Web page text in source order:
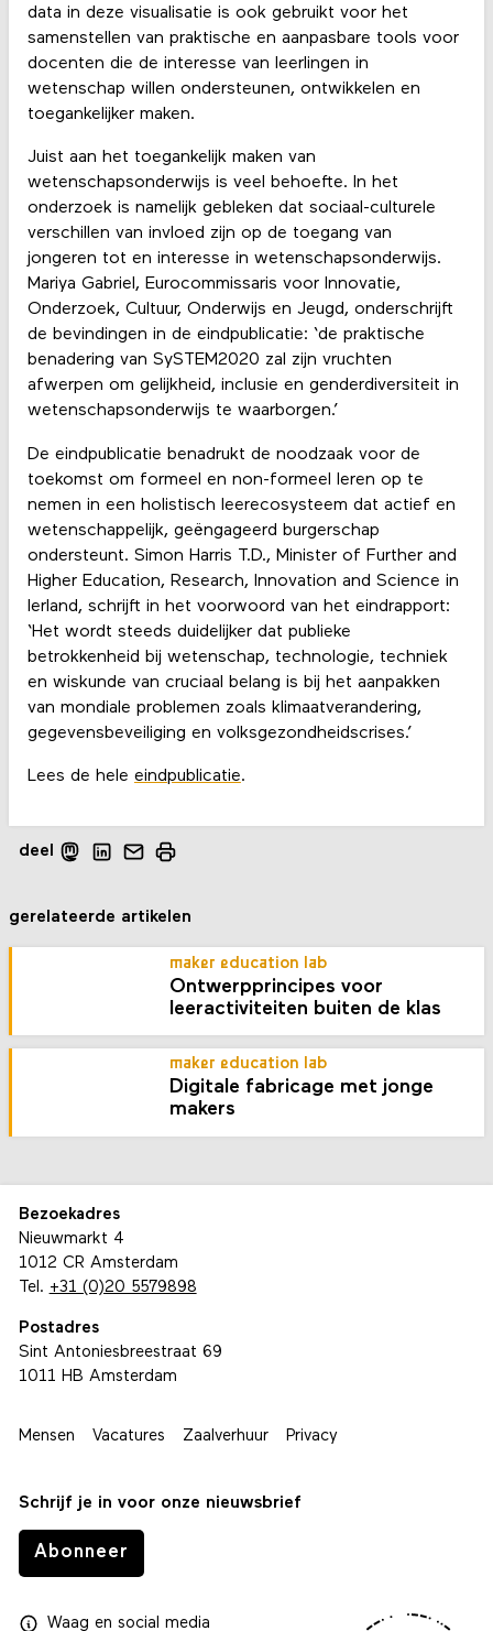
data in deze visualisatie is ook gebruikt voor het
samenstellen van praktische en aanpasbare tools voor
docenten die de interesse van leerlingen in
wetenschap willen ondersteunen, ontwikkelen en
toegankelijker maken.
Juist aan het toegankelijk maken van
wetenschapsonderwijs is veel behoefte. In het
onderzoek is namelijk gebleken dat sociaal-culturele
verschillen van invloed zijn op de toegang van
jongeren tot en interesse in wetenschapsonderwijs.
Mariya Gabriel, Eurocommissaris voor Innovatie,
Onderzoek, Cultuur, Onderwijs en Jeugd, onderschrijft
de bevindingen in de eindpublicatie: ‘de praktische
benadering van SySTEM2020 zal zijn vruchten
afwerpen om gelijkheid, inclusie en genderdiversiteit in
wetenschapsonderwijs te waarborgen.’
De eindpublicatie benadrukt de noodzaak voor de
toekomst om formeel en non-formeel leren op te
nemen in een holistisch leerecosysteem dat actief en
wetenschappelijk, geëngageerd burgerschap
ondersteunt. Simon Harris T.D., Minister of Further and
Higher Education, Research, Innovation and Science in
Ierland, schrijft in het voorwoord van het eindrapport:
‘Het wordt steeds duidelijker dat publieke
betrokkenheid bij wetenschap, technologie, techniek
en wiskunde van cruciaal belang is bij het aanpakken
van mondiale problemen zoals klimaatverandering,
gegevensbeveiliging en volksgezondheidscrises.’
Lees de hele eindpublicatie.
deel
gerelateerde artikelen
maker education lab
Ontwerpprincipes voor
leeractiviteiten buiten de klas
maker education lab
Digitale fabricage met jonge
makers
Bezoekadres
Nieuwmarkt 4
1012 CR Amsterdam
Tel. +31 (0)20 5579898
Postadres
Sint Antoniesbreestraat 69
1011 HB Amsterdam
Mensen Vacatures Zaalverhuur Privacy
Schrijf je in voor onze nieuwsbrief
Abonneer
Waagen social media